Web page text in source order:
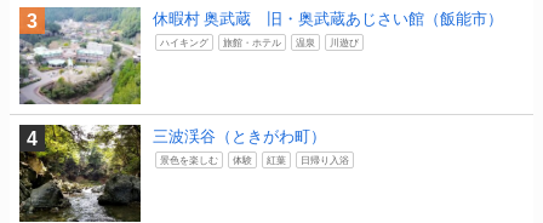
休暇村 奥武蔵 旧・奥武蔵あじさい館（飯能市）
ハイキング 旅館・ホテル 温泉 川遊び
三波渓谷（ときがわ町）
景色を楽しむ 体験 紅葉 日帰り入浴